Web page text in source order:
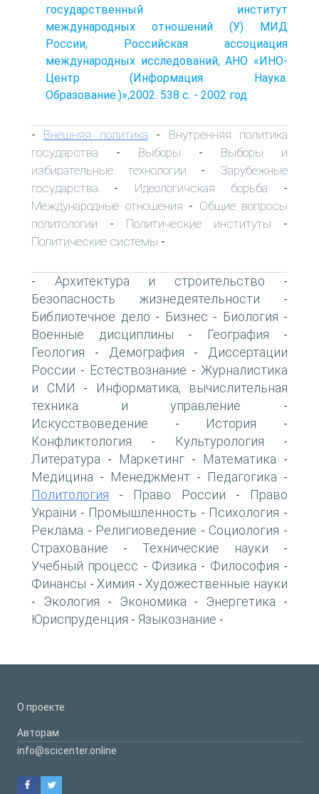
государственный институт
международных отношений (У) МИД
России, Российская ассоциация
международных исследований, АНО «ИНО-
Центр (Информация. Наука.
Образование.)»,2002. 538 с. - 2002 год
- Внешняя политика - Внутренняя политика
государства - Выборы - Выборы и
избирательные технологии - Зарубежные
государства - Идеологичская борьба -
Международные отношения - Общие вопросы
политологии - Политические институты -
Политические системы -
- Архитектура и строительство -
Безопасность жизнедеятельности -
Библиотечное дело - Бизнес - Биология -
Военные дисциплины - География -
Геология - Демография -
Диссертации
России - Естествознание - Журналистика
и СМИ -
Информатика, вычислительная
техника и управление -
Искусствоведение - История -
Конфликтология - Культурология -
Литература - Маркетинг - Математика -
Медицина - Менеджмент - Педагогика -
Политология - Право России -
Право
України - Промышленность - Психология -
Реклама - Религиоведение - Социология -
Страхование - Технические науки -
Учебный процесс - Физика - Философия -
Финансы - Химия - Художественные науки
- Экология - Экономика - Энергетика -
Юриспруденция - Языкознание -
О проекте
Авторам
info@scicenter.online